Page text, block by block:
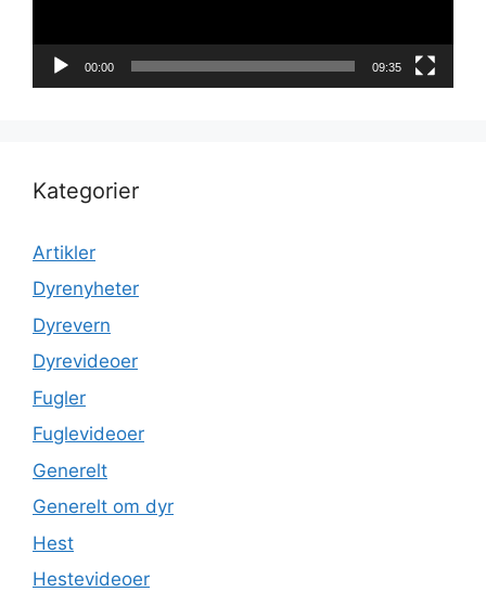
00:00 09:35
Kategorier
Artikler
Dyrenyheter
Dyrevern
Dyrevideoer
Fugler
Fuglevideoer
Generelt
Generelt om dyr
Hest
Hestevideoer